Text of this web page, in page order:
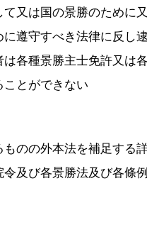
て又は国の景勝のために
遵守すべき法律に反し
は各種景勝主士免許又は
とができない
ものの外本法を補足する
及び各景勝法及び各條